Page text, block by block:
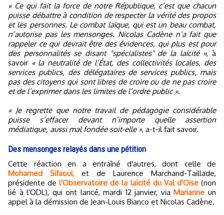
« Ce qui fait la force de notre République, c’est que chacun
puisse débattre à condition de respecter la vérité des propos
et les personnes. Le combat laïque, qui est un beau combat,
n’autorise pas les mensonges. Nicolas Cadène n’a fait que
rappeler ce qui devrait être des évidences, qui plus est pour
des personnalités se disant "spécialistes" de la laïcité », à
savoir « la neutralité de l’État, des collectivités locales, des
services publics, des délégataires de services publics, mais
pas des citoyens qui sont libres de croire ou de ne pas croire
et de l’exprimer dans les limites de l’ordre public ».
« Je regrette que notre travail de pédagogie considérable
puisse s’effacer devant n’importe quelle assertion
médiatique, aussi mal fondée soit-elle », a-t-il fait savoir.
Des mensonges relayés dans une pétition
Cette réaction en a entraîné d'autres, dont celle de
Mohamed Sifaoui, et de Laurence Marchand-Taillade,
présidente del'Observatoire de la laïcité du Val d'Oise(non
lié à l'ODL), qui ont lancé, mardi 12 janvier, viaMarianne un
appel à la démission de Jean-Louis Bianco et Nicolas Cadène.